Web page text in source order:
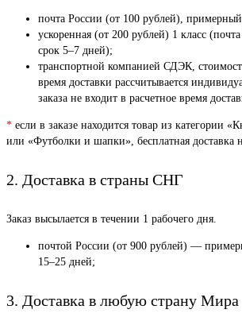
почта России (от 100 рублей),
ускоренная (от 200 рублей) 1 класс
срок 5–7 дней);
транспортной компанией СДЭК,
время доставки рассчитывается
заказа не входит в расчетное время
* если в заказе находится товар из категории
или «Футболки и шапки», бесплатная доставка
2. Доставка в страны СНГ
Заказ высылается в течении 1 рабочего дня.
почтой России (от 900 рублей) —
15–25 дней;
3. Доставка в любую страну Мира